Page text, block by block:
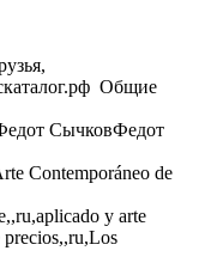
Общие
Федот